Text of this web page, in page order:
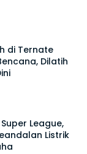
di Ternate
Dilatih
League,
Listrik